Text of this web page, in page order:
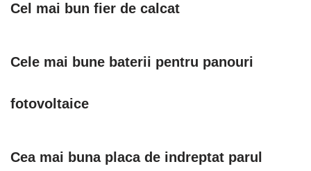
Cel mai bun fier de calcat
Cele mai bune baterii pentru panouri
fotovoltaice
Cea mai buna placa de indreptat parul